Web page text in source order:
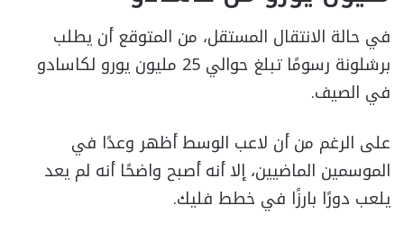
في حالة الانتقال المستقل، من المتوقع أن يطلب
برشلونة رسومًا تبلغ حوالي 25 مليون يورو لكاسادو
في الصيف.
على الرغم من أن لاعب الوسط أظهر وعدًا في
الموسمين الماضيين، إلا أنه أصبح واضحًا أنه لم يعد
يلعب دورًا بارزًا في خطط فليك.